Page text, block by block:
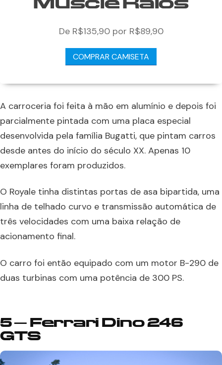
De R$135,90 por R$89,90
COMPRAR CAMISETA
A carroceria foi feita à mão em alumínio e depois foi
parcialmente pintada com uma placa especial
desenvolvida pela família Bugatti, que pintam carros
desde antes do início do século XX. Apenas 10
exemplares foram produzidos.
O Royale tinha distintas portas de asa bipartida, uma
linha de telhado curvo e transmissão automática de
três velocidades com uma baixa relação de
acionamento final.
O carro foi então equipado com um motor B-290 de
duas turbinas com uma potência de 300 PS.
5 – Ferrari Dino 246
GTS